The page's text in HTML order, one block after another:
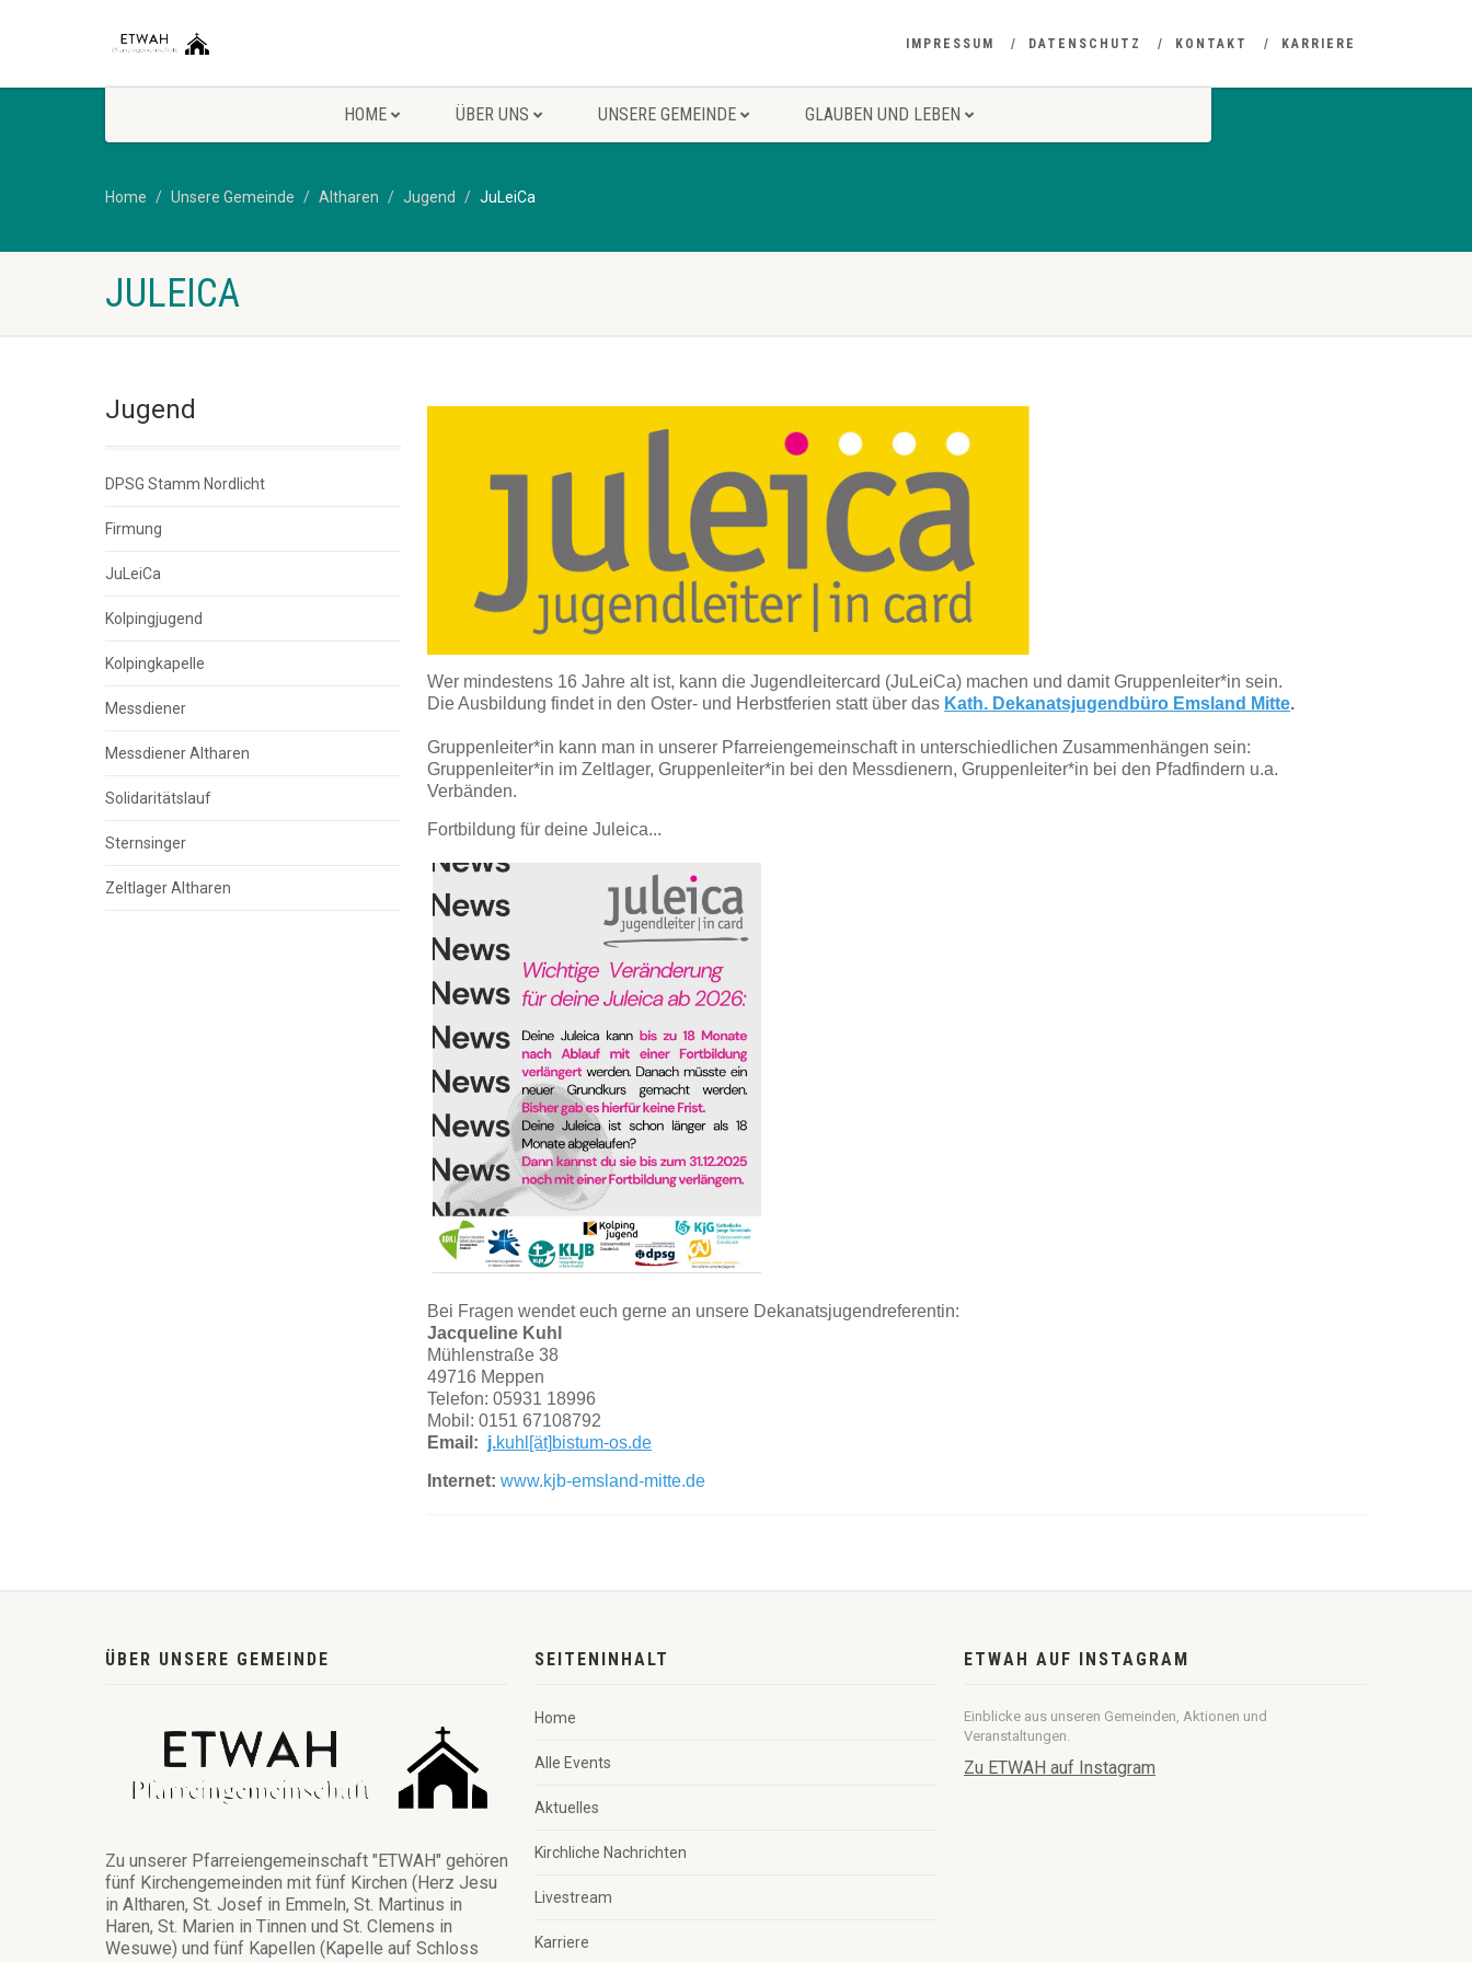
IMPRESSUM DATENSCHUTZ KONTAKT KARRIERE
HOME ÜBER UNS UNSERE GEMEINDE GLAUBEN UND LEBEN
Home Unsere Gemeinde Altharen Jugend JuLeiCa
JULEICA
Jugend
DPSG Stamm Nordlicht
Firmung
JuLeiCa
Kolpingjugend
Kolpingkapelle
Messdiener
Messdiener Altharen
Solidaritätslauf
Sternsinger
Zeltlager Altharen
Wer mindestens 16 Jahre alt ist, kann die Jugendleitercard (JuLeiCa) machen und damit Gruppenleiter*in sein.
Die Ausbildung findet in den Oster- und Herbstferien statt über das Kath. Dekanatsjugendbüro Emsland Mitte.
Gruppenleiter*in kann man in unserer Pfarreiengemeinschaft in unterschiedlichen Zusammenhängen sein:
Gruppenleiter*in im Zeltlager, Gruppenleiter*in bei den Messdienern, Gruppenleiter*in bei den Pfadfindern u.a.
Verbänden.
Fortbildung für deine Juleica...
Bei Fragen wendet euch gerne an unsere Dekanatsjugendreferentin:
Jacqueline Kuhl
Mühlenstraße 38
49716 Meppen
Telefon: 05931 18996
Mobil: 0151 67108792
Email: j.kuhl [ät] bistum-os.de
Internet: www.kjb-emsland-mitte.de
ÜBER UNSERE GEMEINDE
Zu unserer Pfarreiengemeinschaft "ETWAH" gehören
fünf Kirchengemeinden mit fünf Kirchen (Herz Jesu
in Altharen, St. Josef in Emmeln, St. Martinus in
Haren, St. Marien in Tinnen und St. Clemens in
Wesuwe) und fünf Kapellen (Kapelle auf Schloss
SEITENINHALT
Home
Alle Events
Aktuelles
Kirchliche Nachrichten
Livestream
Karriere
ETWAH AUF INSTAGRAM
Einblicke aus unseren Gemeinden, Aktionen und
Veranstaltungen.
Zu ETWAH auf Instagram